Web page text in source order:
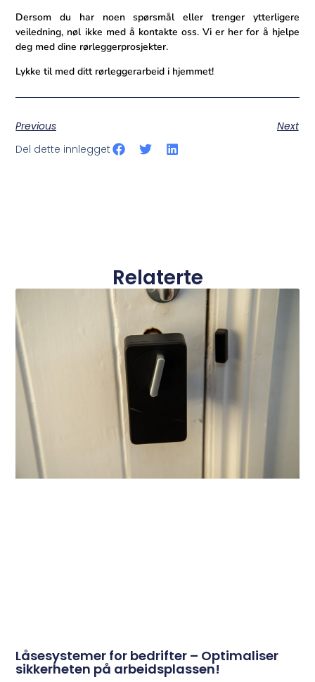
Dersom du har noen spørsmål eller trenger ytterligere
veiledning, nøl ikke med å kontakte oss. Vi er her for å hjelpe
deg med⁤ dine rørleggerprosjekter.
Lykke til med ditt rørleggerarbeid i hjemmet!
Previous
Next
Del dette innlegget
Relaterte
Låsesystemer for bedrifter – Optimaliser
sikkerheten på arbeidsplassen!